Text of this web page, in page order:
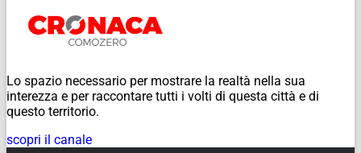
Lo spazio necessario per mostrare la realtà nella sua
interezza e per raccontare tutti i volti di questa città e di
questo territorio.
scopri il canale